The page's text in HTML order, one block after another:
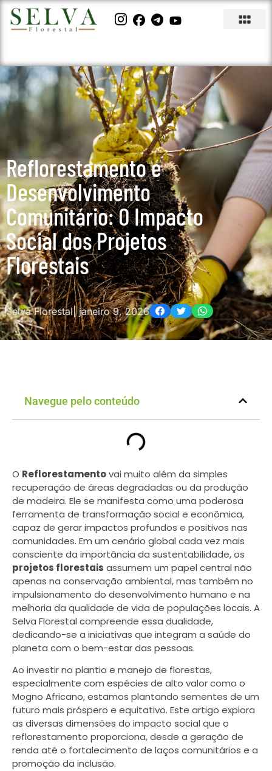
Reflorestamento e
Desenvolvimento
Comunitário: O Impacto
Social dos Projetos
Florestais
Selva Florestal| janeiro 9, 2026
Navegue pelo conteúdo
O Reflorestamentovai muito além da simples
recuperação de áreas degradadas ou da produção
de madeira. Ele se manifesta como uma poderosa
ferramenta de transformação social e econômica,
capaz de gerar impactos profundos e positivos nas
comunidades. Em um cenário global cada vez mais
consciente da importância da sustentabilidade, os
projetos florestais assumem um papel central não
apenas na conservação ambiental, mas também no
impulsionamento do desenvolvimento humano e na
melhoria da qualidade de vida de populações locais. A
Selva Florestal compreende essa dualidade,
dedicando-se a iniciativas que integram a saúde do
planeta com o bem-estar das pessoas.
Ao investir no plantio e manejo de florestas,
especialmente com espécies de alto valor como o
Mogno Africano, estamos plantando sementes de um
futuro mais próspero e equitativo. Este artigo explora
as diversas dimensões do impacto social que o
reflorestamento proporciona, desde a geração de
renda até o fortalecimento de laços comunitários e a
promoção da inclusão.